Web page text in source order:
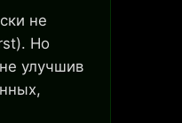
не
Но
улучшив